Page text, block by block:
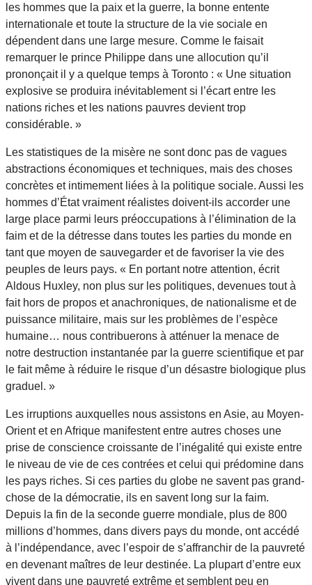
les hommes que la paix et la guerre, la bonne entente
internationale et toute la structure de la vie sociale en
dépendent dans une large mesure. Comme le faisait
remarquer le prince Philippe dans une allocution qu’il
prononçait il y a quelque temps à Toronto : « Une situation
explosive se produira inévitablement si l’écart entre les
nations riches et les nations pauvres devient trop
considérable. »
Les statistiques de la misère ne sont donc pas de vagues
abstractions économiques et techniques, mais des choses
concrètes et intimement liées à la politique sociale. Aussi les
hommes d’État vraiment réalistes doivent-ils accorder une
large place parmi leurs préoccupations à l’élimination de la
faim et de la détresse dans toutes les parties du monde en
tant que moyen de sauvegarder et de favoriser la vie des
peuples de leurs pays. « En portant notre attention, écrit
Aldous Huxley, non plus sur les politiques, devenues tout à
fait hors de propos et anachroniques, de nationalisme et de
puissance militaire, mais sur les problèmes de l’espèce
humaine… nous contribuerons à atténuer la menace de
notre destruction instantanée par la guerre scientifique et par
le fait même à réduire le risque d’un désastre biologique plus
graduel. »
Les irruptions auxquelles nous assistons en Asie, au Moyen-
Orient et en Afrique manifestent entre autres choses une
prise de conscience croissante de l’inégalité qui existe entre
le niveau de vie de ces contrées et celui qui prédomine dans
les pays riches. Si ces parties du globe ne savent pas grand-
chose de la démocratie, ils en savent long sur la faim.
Depuis la fin de la seconde guerre mondiale, plus de 800
millions d’hommes, dans divers pays du monde, ont accédé
à l’indépendance, avec l’espoir de s’affranchir de la pauvreté
en devenant maîtres de leur destinée. La plupart d’entre eux
vivent dans une pauvreté extrême et semblent peu en